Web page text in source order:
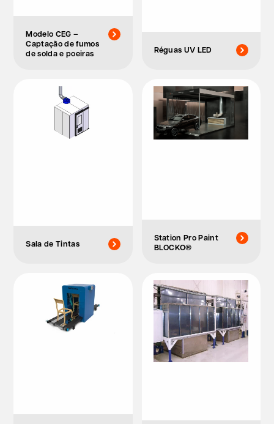
Modelo CEG –
Captação de fumos
de solda e poeiras
Réguas UV LED
Sala de Tintas
Station Pro Paint
BLOCKO®